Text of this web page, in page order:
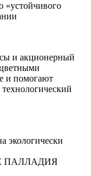
«устойчивого
и акционерный
и помогают
экологически
ПАЛЛАДИЯ